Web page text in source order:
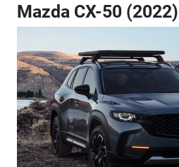
Mazda CX-50 (2022)